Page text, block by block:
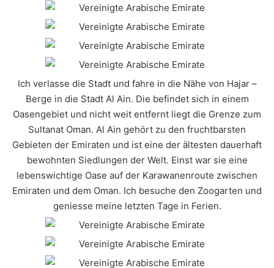
Ich verlasse die Stadt und fahre in die Nähe von Hajar –
Berge in die Stadt Al Ain. Die befindet sich in einem
Oasengebiet und nicht weit entfernt liegt die Grenze zum
Sultanat Oman. Al Ain gehört zu den fruchtbarsten
Gebieten der Emiraten und ist eine der ältesten dauerhaft
bewohnten Siedlungen der Welt. Einst war sie eine
lebenswichtige Oase auf der Karawanenroute zwischen
Emiraten und dem Oman. Ich besuche den Zoogarten und
geniesse meine letzten Tage in Ferien.